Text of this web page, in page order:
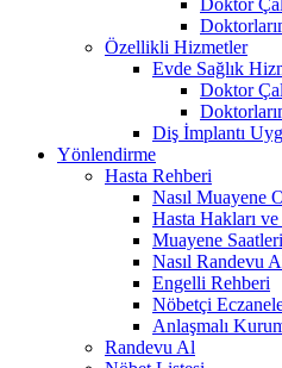
Özellikli Hizmetler
Evde Sağlık
Doktor
Diş İmplantı
Yönlendirme
Hasta Rehberi
Nasıl Muayene
Hasta Hakları
Muayene Saatleri
Nasıl Randevu
Engelli Rehberi
Nöbetçi
Anlaşmalı
Randevu Al